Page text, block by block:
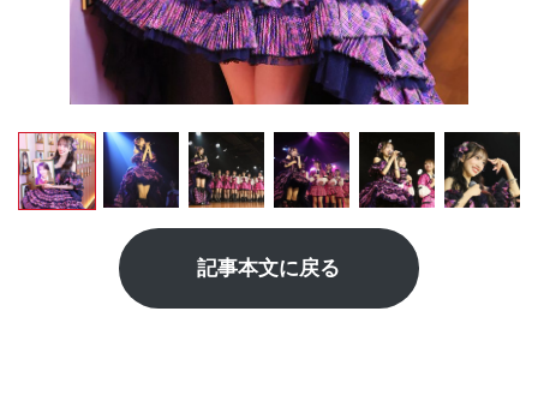
記事本文に戻る